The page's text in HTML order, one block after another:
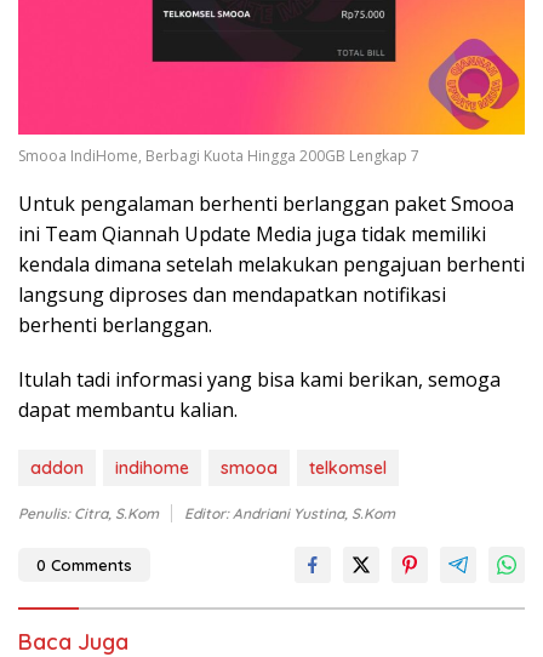
Smooa IndiHome, Berbagi Kuota Hingga 200GB Lengkap 7
Untuk pengalaman berhenti berlanggan paket Smooa
ini Team Qiannah Update Media juga tidak memiliki
kendala dimana setelah melakukan pengajuan berhenti
langsung diproses dan mendapatkan notifikasi
berhenti berlanggan.
Itulah tadi informasi yang bisa kami berikan, semoga
dapat membantu kalian.
addon indihome smooa telkomsel
Penulis: Citra, S.Kom Editor: Andriani Yustina, S.Kom
0 Comments
Baca Juga